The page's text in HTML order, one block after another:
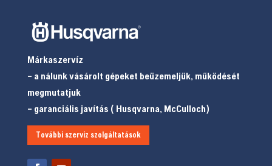
Márkaszervíz
– a nálunk vásárolt gépeket beüzemeljük, működését
megmutatjuk
– garanciális javítás ( Husqvarna, McCulloch)
További szerviz szolgáltatások